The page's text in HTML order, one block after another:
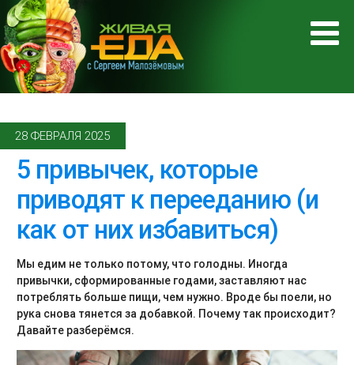
28 ФЕВРАЛЯ 2025
5 привычек, которые
приводят к перееданию (и
как от них избавиться)
Мы едим не только потому, что голодны. Иногда
привычки, сформированные годами, заставляют нас
потреблять больше пищи, чем нужно. Вроде бы поели, но
рука снова тянется за добавкой. Почему так происходит?
Давайте разберёмся.